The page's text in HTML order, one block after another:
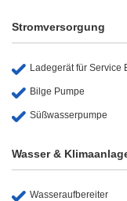
Stromversorgung
Ladegerät für Service
Bilge Pumpe
Süßwasserpumpe
Wasser &
Wasseraufbereiter